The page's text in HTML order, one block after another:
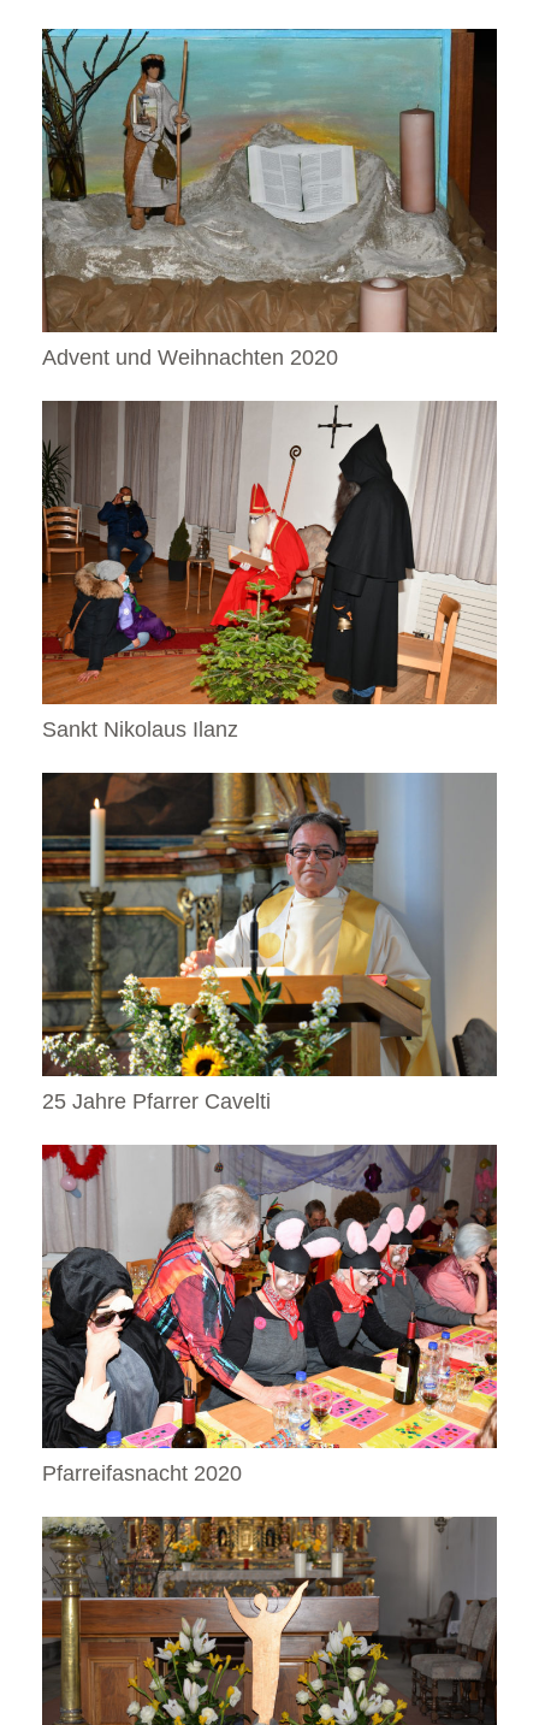
Advent und Weihnachten 2020
Sankt Nikolaus Ilanz
25 Jahre Pfarrer Cavelti
Pfarreifasnacht 2020